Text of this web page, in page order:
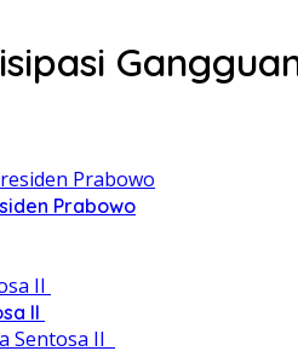
Prabowo
II